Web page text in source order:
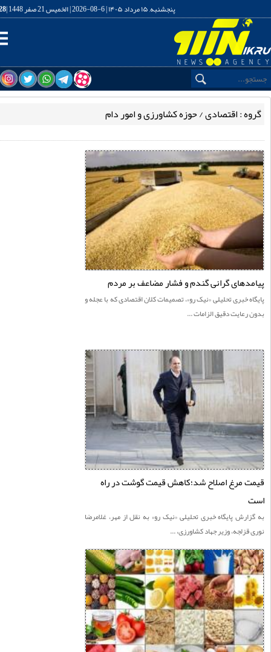
پنجشنبه, ۱۵ مرداد ۱۴۰۵ | 6-08-2026 | الخميس 21 صفر 1448 | 13:21:29
خبری تحلیلی نیک رو
: اقتصادی / حوزه کشاورزی و امور دام
گرانی گندم و فشار مضاعف بر مردم
خبری تحليلی «نيک رو»، تصمیمات کلان اقتصادی که با عجله و
دقیق الزامات ...
مرغ اصلاح شد؛کاهش قیمت گوشت در راه
پايگاه خبری تحليلی «نيک رو» به نقل از مهر، غلامرضا
وزیر جهاد کشاورزی، ...